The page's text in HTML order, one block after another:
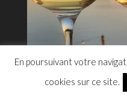
En poursuivant votre
cookies sur ce site.